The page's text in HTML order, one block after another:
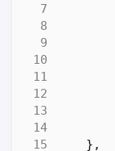
},